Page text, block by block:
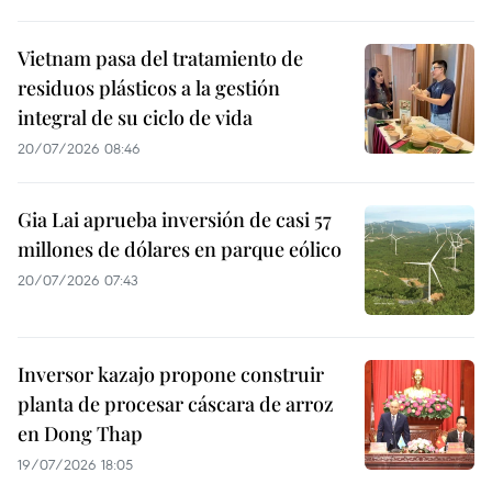
Vietnam pasa del tratamiento de
residuos plásticos a la gestión
integral de su ciclo de vida
20/07/2026 08:46
Gia Lai aprueba inversión de casi 57
millones de dólares en parque eólico
20/07/2026 07:43
Inversor kazajo propone construir
planta de procesar cáscara de arroz
en Dong Thap
19/07/2026 18:05